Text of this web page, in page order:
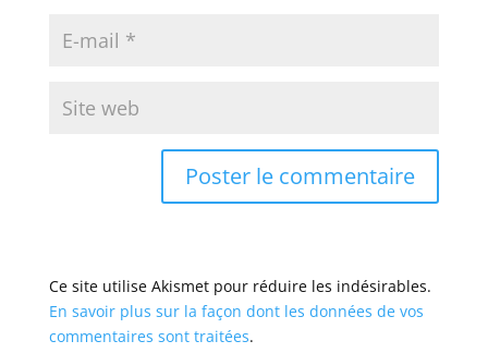
Ce site utilise Akismet pour réduire les indésirables.
En savoir plus sur la façon dont les données de vos
commentaires sont traitées.